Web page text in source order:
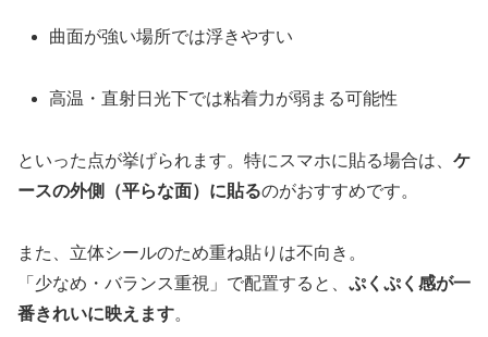
曲面が強い場所では浮きやすい
高温・直射日光下では粘着力が弱まる可能性
といった点が挙げられます。特にスマホに貼る場合は、 ケ
ースの外側（平らな面）に貼るのがおすすめです。
また、立体シールのため重ね貼りは不向き。
「少なめ・バランス重視」で配置すると、 ぷくぷく感が一
番きれいに映えます。